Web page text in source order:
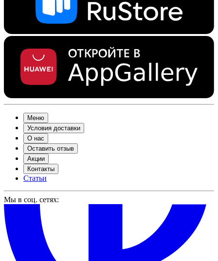
Меню
Условия доставки
О нас
Оставить отзыв
Акции
Контакты
Статьи
Мы в соц. сетях: